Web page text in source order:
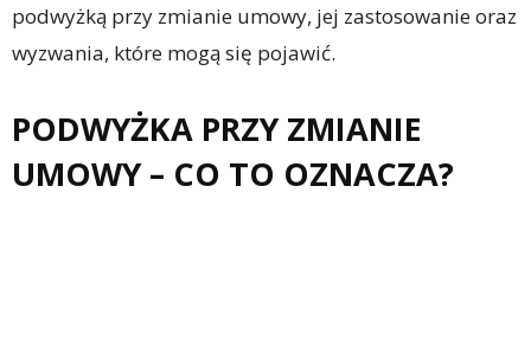
podwyżką przy zmianie umowy, jej zastosowanie oraz
wyzwania, które mogą się pojawić.
PODWYŻKA PRZY ZMIANIE
UMOWY – CO TO OZNACZA?